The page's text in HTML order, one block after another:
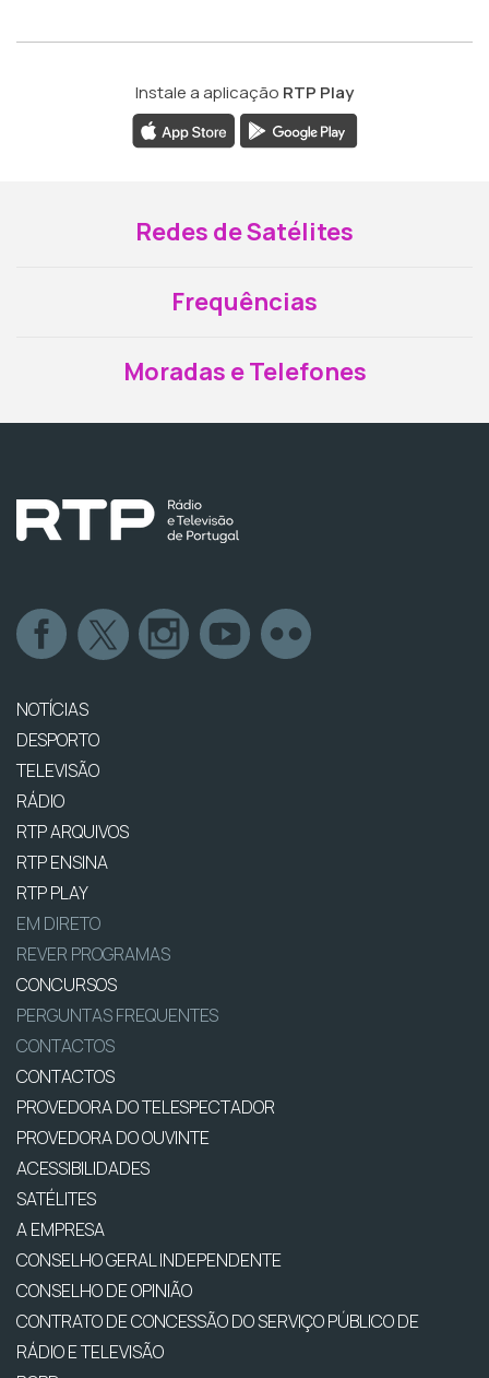
Instale a aplicação RTP Play
Redes de Satélites
Frequências
Moradas e Telefones
NOTÍCIAS
DESPORTO
TELEVISÃO
RÁDIO
RTP ARQUIVOS
RTP ENSINA
RTP PLAY
EM DIRETO
REVER PROGRAMAS
CONCURSOS
PERGUNTAS FREQUENTES
CONTACTOS
CONTACTOS
PROVEDORA DO TELESPECTADOR
PROVEDORA DO OUVINTE
ACESSIBILIDADES
SATÉLITES
A EMPRESA
CONSELHO GERAL INDEPENDENTE
CONSELHO DE OPINIÃO
CONTRATO DE CONCESSÃO DO SERVIÇO PÚBLICO DE
RÁDIO E TELEVISÃO